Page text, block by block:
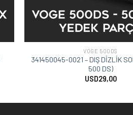
VOGE 500DS
341450045-0021 – DIŞ DİZLİK
500 DS)
USD29,00